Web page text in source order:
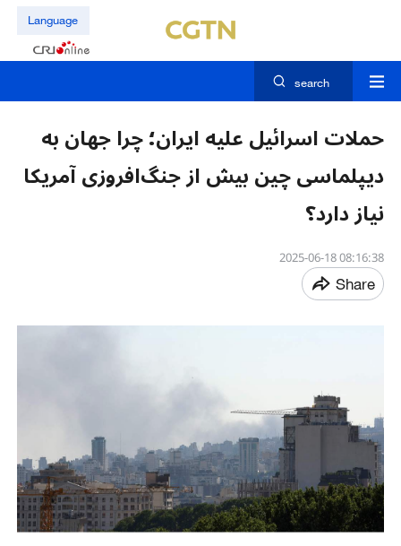
Language
search
حملات اسرائیل علیه ایران؛ چرا جهان به
دیپلماسی چین بیش از جنگ‌افروزی آمریکا
نیاز دارد؟
08:16:38 2025-06-18
Share